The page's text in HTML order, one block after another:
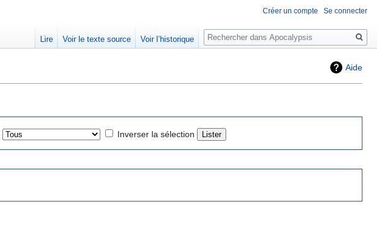
Aide
Inverser la sélection
Créer un compte Se connecter
Lire Voir le texte source Voir l’historique
Rechercher